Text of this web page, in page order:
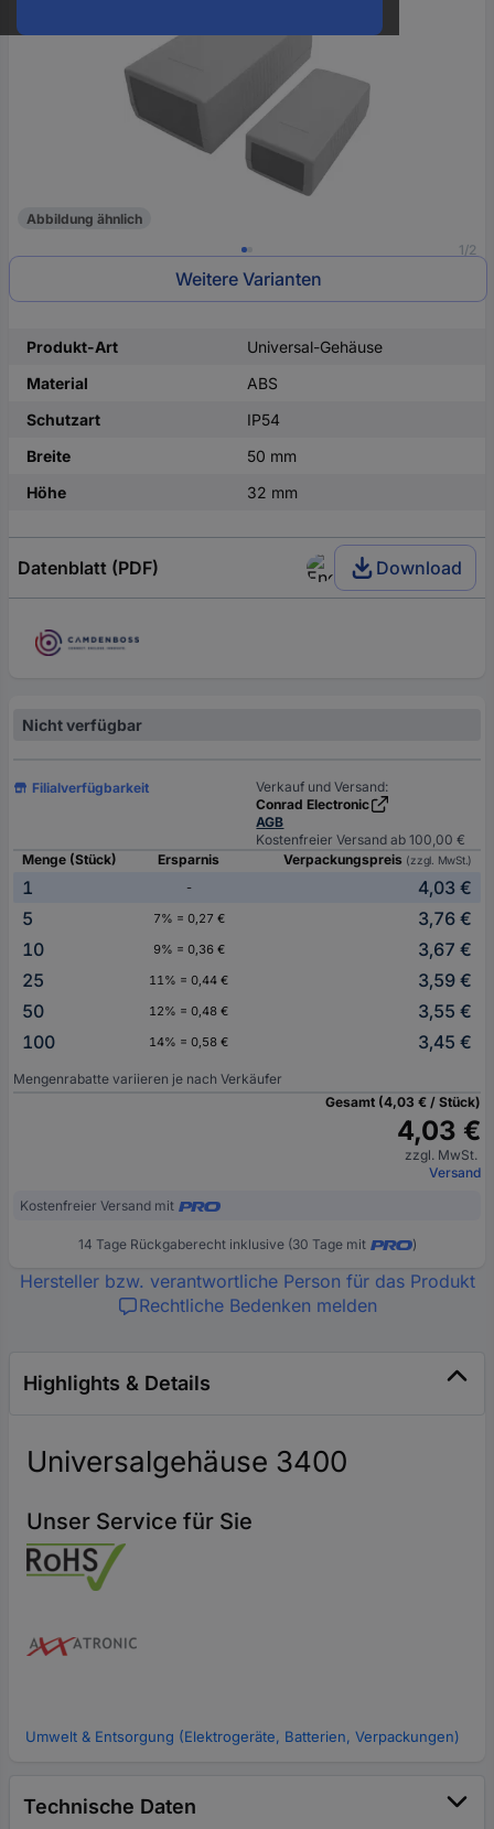
1/2
Abbildung ähnlich
Weitere Varianten
Produkt-Art
Universal-Gehäuse
Material
ABS
Schutzart
IP54
Breite
50 mm
Höhe
32 mm
Datenblatt (PDF) Download
Nicht verfügbar
Filialverfügbarkeit
Verkauf und Versand:
Conrad Electronic
AGB
Kostenfreier Versand ab 100,00 €
Menge (Stück)
Ersparnis Verpackungspreis (zzgl. MwSt.)
1 -
4,03 €
5
7% = 0,27 €
3,76 €
10
9% = 0,36 €
3,67 €
25
11% = 0,44 €
3,59 €
50
12% = 0,48 €
3,55 €
100
14% = 0,58 € 3,45 €
Mengenrabatte variieren je nach Verkäufer
Gesamt (4,03 € / Stück)
4,03 €
zzgl. MwSt.
Versand
Kostenfreier Versand mit
14 Tage Rückgaberecht inklusive (30 Tage mit )
Hersteller bzw. verantwortliche Person für das Produkt
Rechtliche Bedenken melden
Highlights & Details
Universalgehäuse 3400
Unser Service für Sie
Umwelt & Entsorgung (Elektrogeräte, Batterien, Verpackungen)
Technische Daten